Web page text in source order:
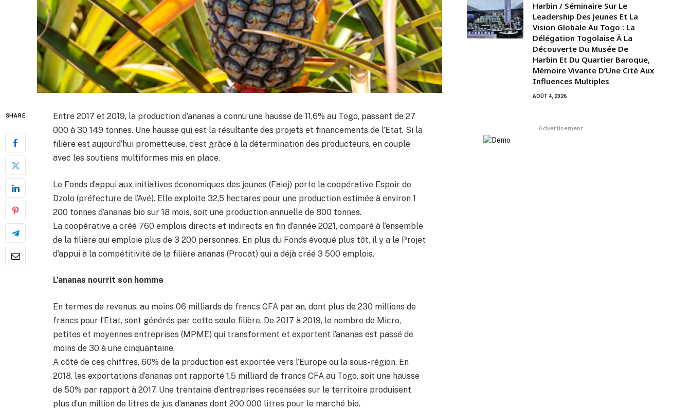
SHARE
Entre 2017 et 2019, la production d’ananas a connu une hausse de 11,6% au Togo, passant de 27
000 à 30 149 tonnes. Une hausse qui est la résultante des projets et financements de l’Etat. Si la
filière est aujourd’hui prometteuse, c’est grâce à la détermination des producteurs, en couple
avec les soutiens multiformes mis en place.
Le Fonds d’appui aux initiatives économiques des jeunes (Faiej) porte la coopérative Espoir de
Dzolo (préfecture de l’Avé). Elle exploite 32,5 hectares pour une production estimée à environ 1
200 tonnes d’ananas bio sur 18 mois, soit une production annuelle de 800 tonnes.
La coopérative a créé 760 emplois directs et indirects en fin d’année 2021, comparé à l’ensemble
de la filière qui emploie plus de 3 200 personnes. En plus du Fonds évoqué plus tôt, il y a le Projet
d’appui à la compétitivité de la filière ananas (Procat) qui a déjà créé 3 500 emplois.
L’ananas nourrit son homme
En termes de revenus, au moins 06 milliards de francs CFA par an, dont plus de 230 millions de
francs pour l’Etat, sont générés par cette seule filière. De 2017 à 2019, le nombre de Micro,
petites et moyennes entreprises (MPME) qui transforment et exportent l’ananas est passé de
moins de 30 à une cinquantaine.
A côté de ces chiffres, 60% de la production est exportée vers l’Europe ou la sous-région. En
2018, les exportations d’ananas ont rapporté 1,5 milliard de francs CFA au Togo, soit une hausse
de 50% par rapport à 2017. Une trentaine d’entreprises recensées sur le territoire produisent
plus d’un million de litres de jus d’ananas dont 200 000 litres pour le marché bio.
Harbin / Séminaire Sur Le
Leadership Des Jeunes Et La
Vision Globale Au Togo : La
Délégation Togolaise À La
Découverte Du Musée De
Harbin Et Du Quartier Baroque,
Mémoire Vivante D’Une Cité Aux
Influences Multiples
AOÛT 4, 2026
Advertisement